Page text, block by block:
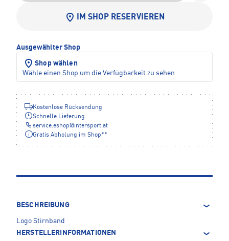
IM SHOP RESERVIEREN
Ausgewählter Shop
Shop wählen
Wähle einen Shop um die Verfügbarkeit zu sehen
Kostenlose Rücksendung
Schnelle Lieferung
service.eshop@intersport.at
Gratis Abholung im Shop**
BESCHREIBUNG
Logo Stirnband
HERSTELLERINFORMATIONEN